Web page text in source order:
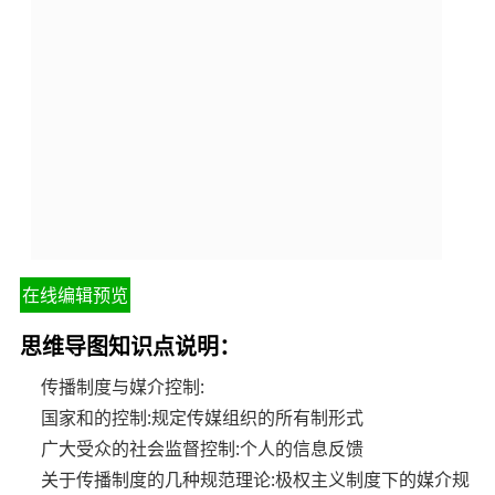
在线编辑预览
思维导图知识点说明：
传播制度与媒介控制:
国家和的控制:规定传媒组织的所有制形式
广大受众的社会监督控制:个人的信息反馈
关于传播制度的几种规范理论:极权主义制度下的媒介规